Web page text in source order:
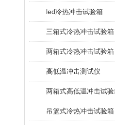
led冷热冲击试验箱
三箱式冷热冲击试验箱
两箱式冷热冲击试验箱
高低温冲击测试仪
两箱式高低温冲击试
吊篮式冷热冲击试验箱